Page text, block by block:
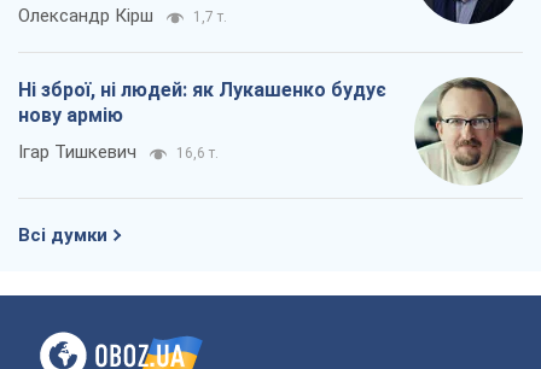
Олександр Кірш 1,7 т.
Ні зброї, ні людей: як Лукашенко будує
нову армію
Ігар Тишкевич 16,6 т.
Всі думки